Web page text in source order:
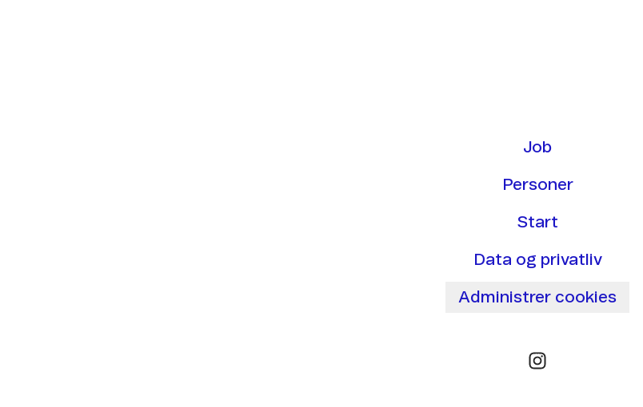
Job
Personer
Start
Data og privatliv
Administrer cookies